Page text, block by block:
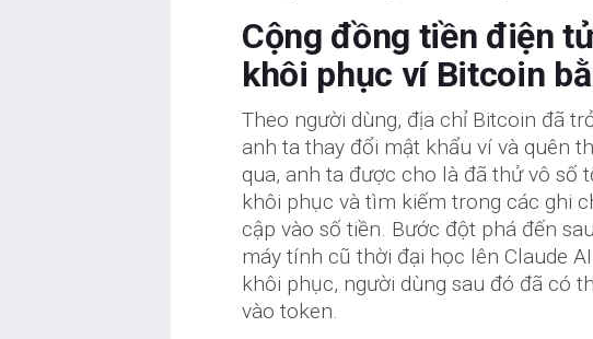
Cộng đồng tiền điện
khôi phục ví Bitcoin
Theo người dùng, địa chỉ Bitcoin đã
anh ta thay đổi mật khẩu ví và quên
qua, anh ta được cho là đã thử vô số
khôi phục và tìm kiếm trong các ghi
cập vào số tiền. Bước đột phá đến
máy tính cũ thời đại học lên Claude
khôi phục, người dùng sau đó đã có
vào token.